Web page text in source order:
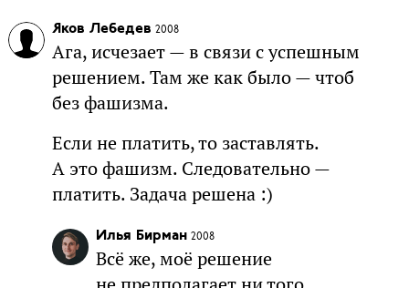
Яков Лебедев 2008
Ага, исчезает — в связи с успешным
решением. Там же как было — чтоб
без фашизма.
Если не платить, то заставлять.
А это фашизм. Следовательно —
платить. Задача решена :)
Илья Бирман 2008
Всё же, моё решение